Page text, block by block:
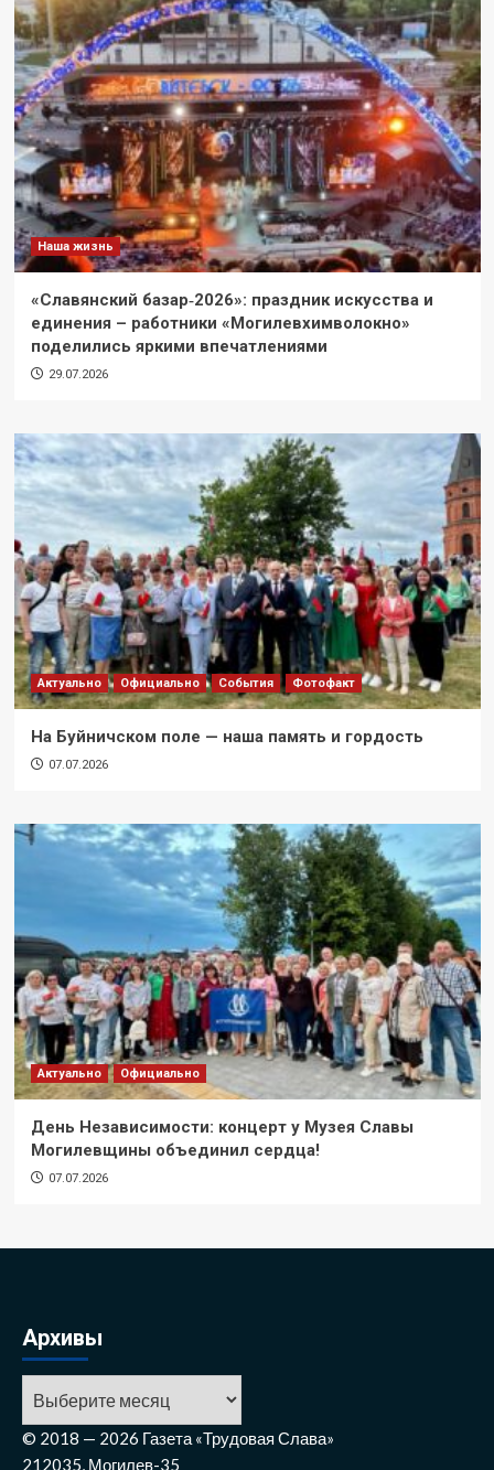
Наша жизнь
«Славянский базар‑2026»: праздник искусства и
единения – работники «Могилевхимволокно»
поделились яркими впечатлениями
29.07.2026
Актуально Официально События Фотофакт
На Буйничском поле — наша память и гордость
07.07.2026
Актуально Официально
День Независимости: концерт у Музея Славы
Могилевщины объединил сердца!
07.07.2026
Архивы
© 2018 — 2026 Газета «Трудовая Слава»
212035, Могилев-35